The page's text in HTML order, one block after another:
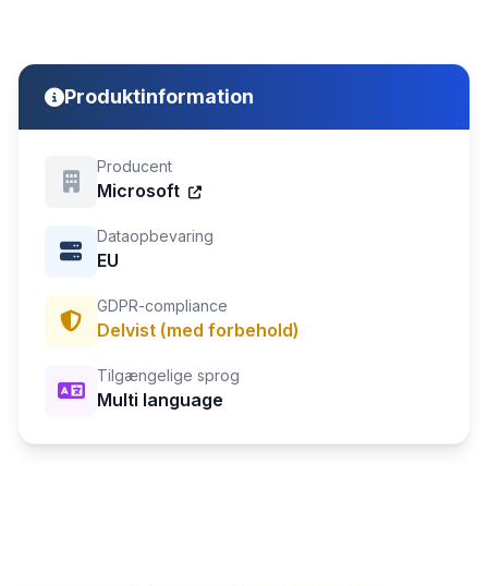
Produktinformation
Producent
Microsoft
Dataopbevaring
EU
GDPR-compliance
Delvist (med forbehold)
Tilgængelige sprog
Multi language